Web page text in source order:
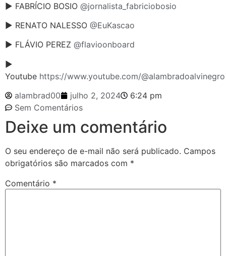
► FABRÍCIO BOSIO @jornalista_fabriciobosio
► RENATO NALESSO @EuKascao
► FLÁVIO PEREZ @flavioonboard
►
Youtube https://www.youtube.com/@alambradoalvinegro
alambrad00
julho 2, 2024
6:24 pm
Sem Comentários
Deixe um comentário
O seu endereço de e-mail não será publicado. Campos
obrigatórios são marcados com *
Comentário *